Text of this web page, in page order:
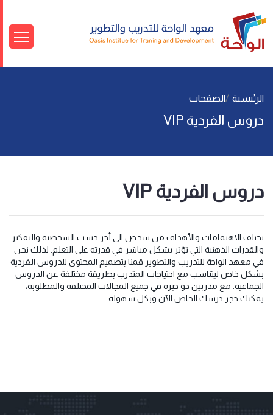
الرئيسية الصفحات
دروس الفردية VIP
دروس الفردية VIP
تختلف الاهتمامات والأهداف من شخص الى أخر حسب الشخصية والتفكير
والقدرات الذهنية التي تؤثر بشكل مباشر في قدرته على التعلم. لذلك نحن
في معهد الواحة للتدريب والتطوير قمنا بتصميم المحتوى للدروس الفردية
بشكل خاص ليتناسب مع احتياجات المتدرب بطريقة مختلفة عن الدروس
الجماعية. مع مدربين ذو خبرة في جميع المجالات المختلفة والمطلوبة،
يمكنك حجز درسك الخاص الآن وبكل سهولة.